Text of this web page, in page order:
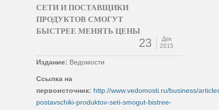
СЕТИ И ПОСТАВЩИКИ
ПРОДУКТОВ СМОГУТ
БЫСТРЕЕ МЕНЯТЬ ЦЕНЫ
23
Дек
2015
Издание: Ведомости
Ссылка на
первоисточник: http://www.vedomosti.ru/business/
postavschiki-produktov-seti-smogut-bistree-